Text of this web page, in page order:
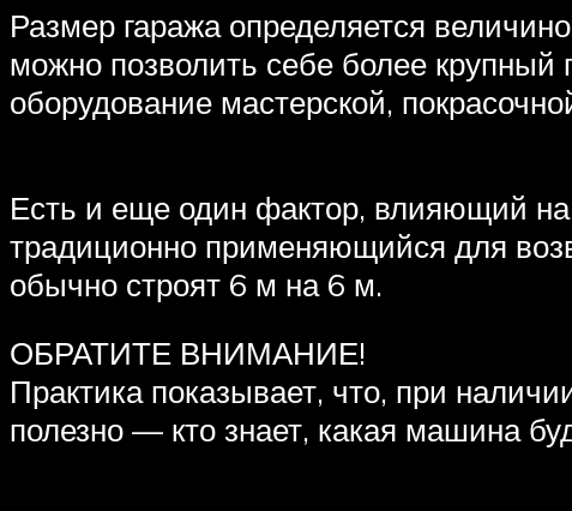
Размер гаража определяется
можно позволить себе более
оборудование мастерской,
Есть и еще один фактор, влияющий
традиционно применяющийся для
обычно строят 6 м на 6 м.
ОБРАТИТЕ ВНИМАНИЕ!
Практика показывает, что, при
полезно — кто знает, какая машина